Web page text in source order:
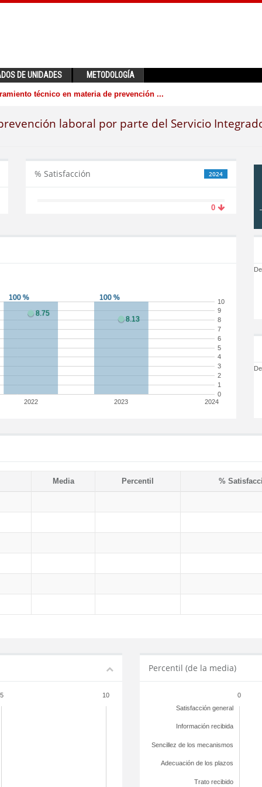
DE UNIDADES METODOLOGÍA
técnico en materia de prevención ...
laboral por parte del Servicio
2024
% Satisfacción
0
2022 2023 2024
0
1
2
3
4
5
6
7
8
9
10
Media Percentil %
5
10
Percentil (de la media)
0
Satisfacción general
Información recibida
Sencillez de los mecanismos
Adecuación de los plazos
Trato recibido